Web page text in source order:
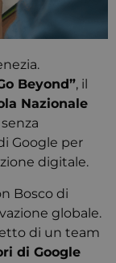
Beyond”, il
Nazionale
Google per
digitale.
Bosco di
globale.
di un team
di Google